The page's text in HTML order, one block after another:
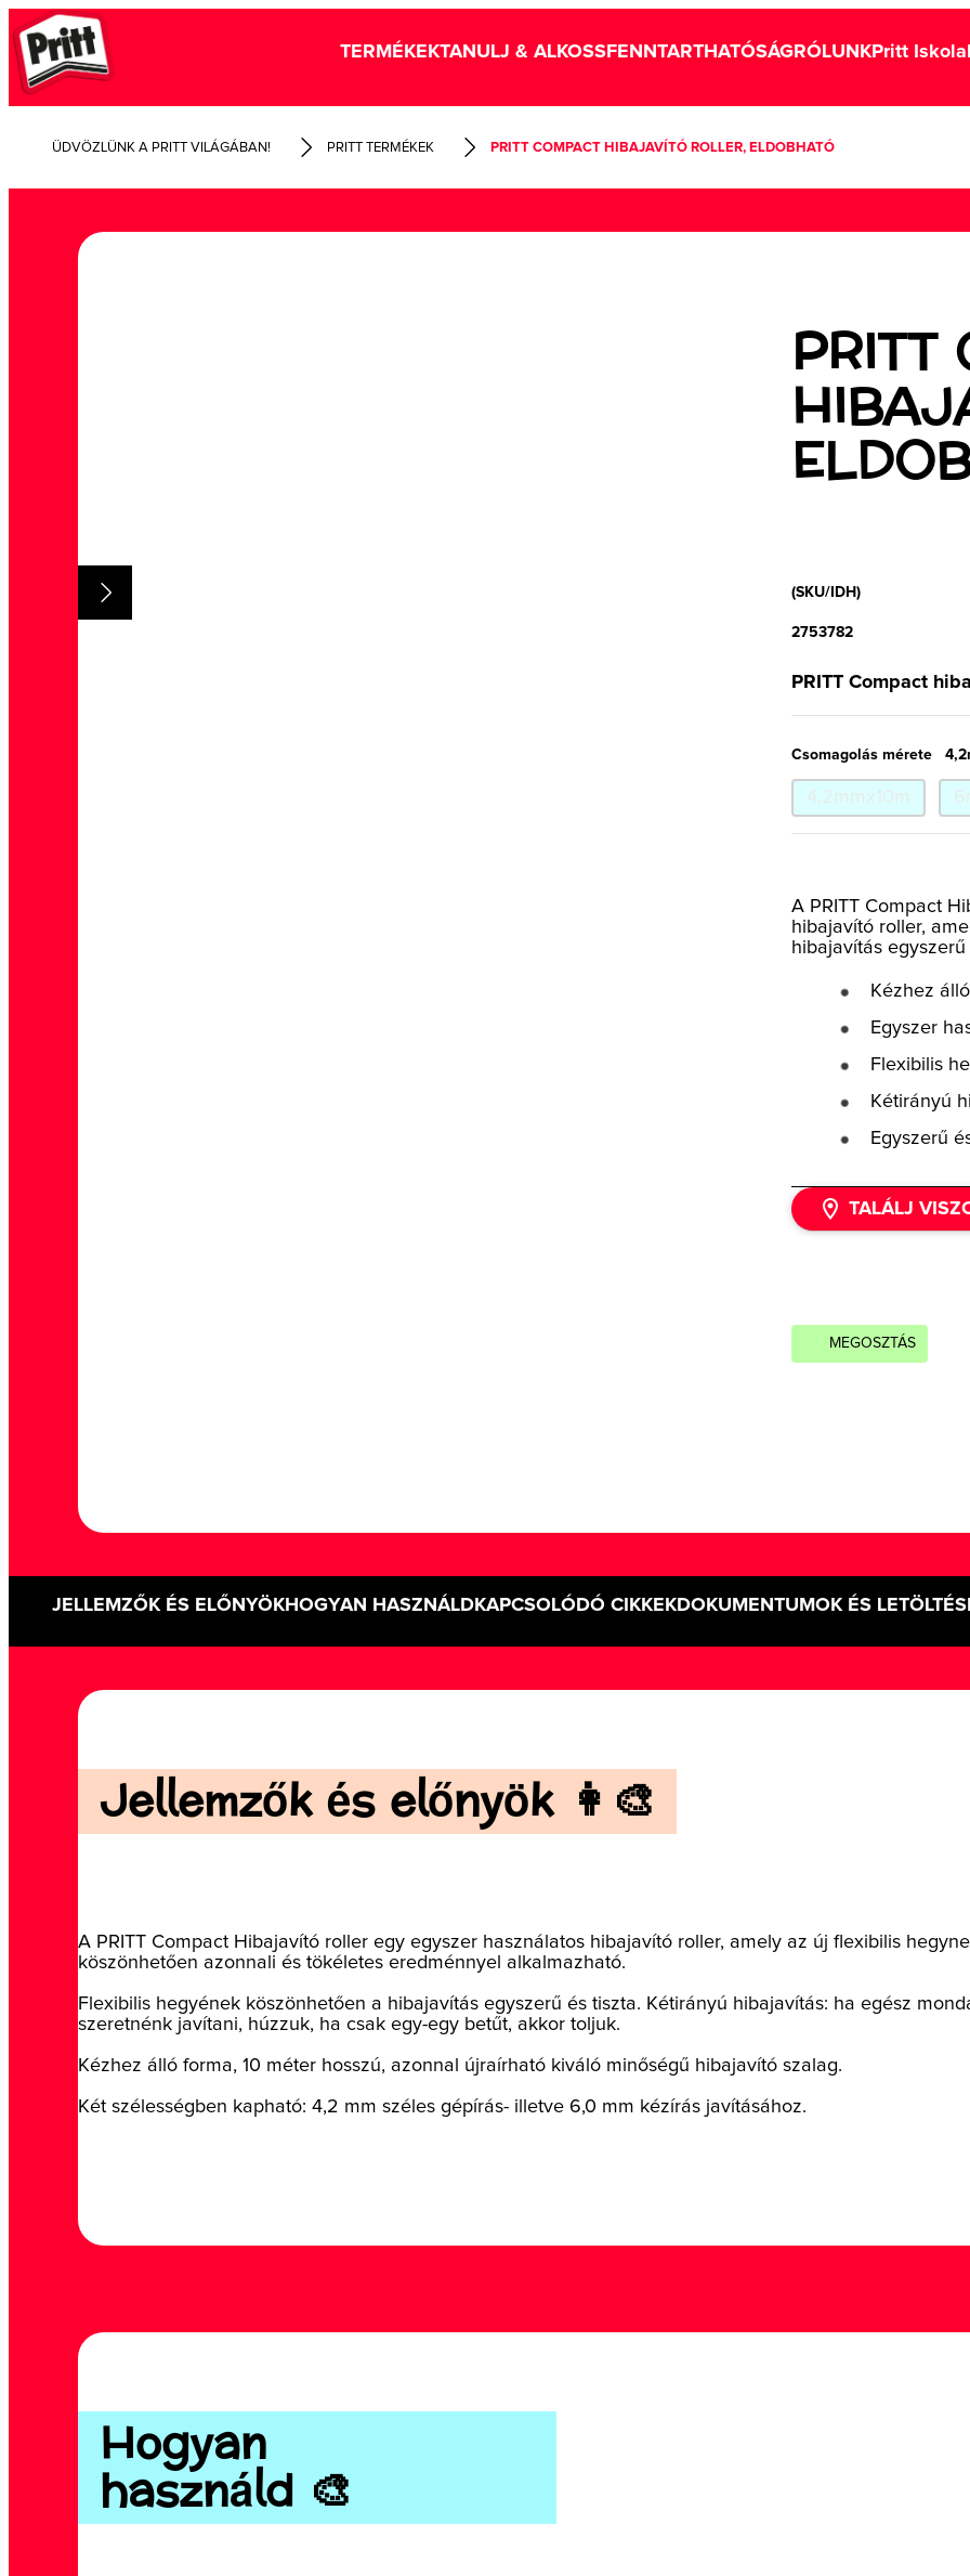
TERMÉKEKTANULJ & ALKOSSFENNTARTHATÓSÁGRÓLUNKPritt
ÜDVÖZLÜNK A PRITT VILÁGÁBAN! PRITT TERMÉKEK PRITT COMPACT HIBAJAVÍTÓ ROLLER, ELDOBHATÓ
PRITT
(SKU/IDH)
2753782
PRITT Compact
Csomagolás mérete
A PRITT Compact
hibajavító roller,
hibajavítás egyszerű
Kézhez
Egyszer
Flexibilis
Kétirányú
Egyszerű
TALÁLJ
MEGOSZTÁS
JELLEMZŐK ÉS ELŐNYÖKHOGYAN HASZNÁLDKAPCSOLÓDÓ CIKKEKDOKUMENTUMOK ÉS
Jellemzők és előnyök 👩‍🎨
A PRITT Compact Hibajavító roller egy egyszer használatos hibajavító roller, amely az új flexibilis
köszönhetően azonnali és tökéletes eredménnyel alkalmazható.
Flexibilis hegyének köszönhetően a hibajavítás egyszerű és tiszta. Kétirányú hibajavítás: ha egész
szeretnénk javítani, húzzuk, ha csak egy-egy betűt, akkor toljuk.
Kézhez álló forma, 10 méter hosszú, azonnal újraírható kiváló minőségű hibajavító szalag.
Két szélességben kapható: 4,2 mm széles gépírás- illetve 6,0 mm kézírás javításához.
Hogyan
használd 🎨